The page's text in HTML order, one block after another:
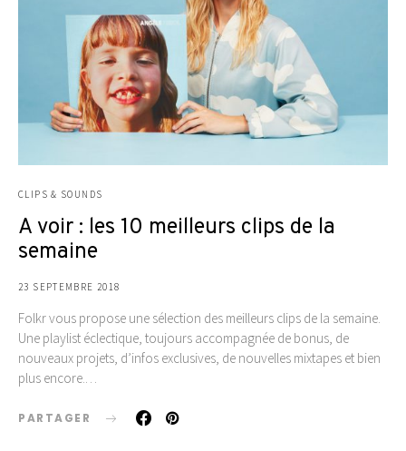
CLIPS & SOUNDS
A voir : les 10 meilleurs clips de la
semaine
23 SEPTEMBRE 2018
Folkr vous propose une sélection des meilleurs clips de la semaine.
Une playlist éclectique, toujours accompagnée de bonus, de
nouveaux projets, d’infos exclusives, de nouvelles mixtapes et bien
plus encore.…
PARTAGER